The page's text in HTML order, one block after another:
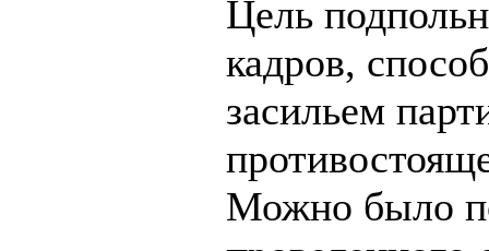
Цель
кадров,
засильем
Можно было